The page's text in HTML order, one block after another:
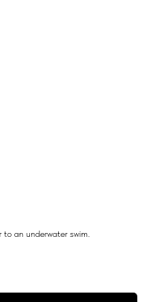
an underwater swim.